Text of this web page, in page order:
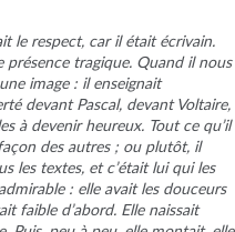
le respect, car il était écrivain.
présence tragique. Quand il nous
image : il enseignait
devant Pascal, devant Voltaire,
à devenir heureux. Tout ce qu’il
des autres ; ou plutôt, il
les textes, et c’était lui qui les
: elle avait les douceurs
faible d’abord. Elle naissait